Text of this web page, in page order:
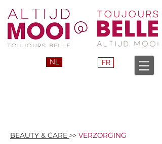
NL FR
BEAUTY & CARE >> VERZORGING